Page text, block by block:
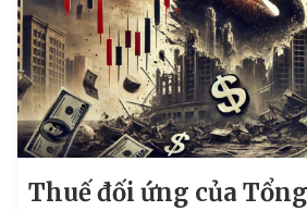
Thuế đối ứng của